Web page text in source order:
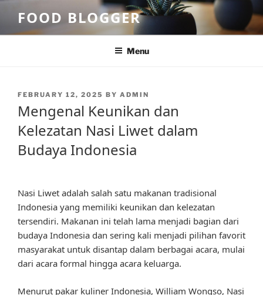
content
FOOD BLOGGER
Menu
POSTED
FEBRUARY 12, 2025 BY ADMIN
Mengenal Keunikan dan
Kelezatan Nasi Liwet dalam
Budaya Indonesia
Nasi Liwet adalah salah satu makanan tradisional
Indonesia yang memiliki keunikan dan kelezatan
tersendiri. Makanan ini telah lama menjadi bagian dari
budaya Indonesia dan sering kali menjadi pilihan favorit
masyarakat untuk disantap dalam berbagai acara, mulai
dari acara formal hingga acara keluarga.
Menurut pakar kuliner Indonesia, William Wongso, Nasi